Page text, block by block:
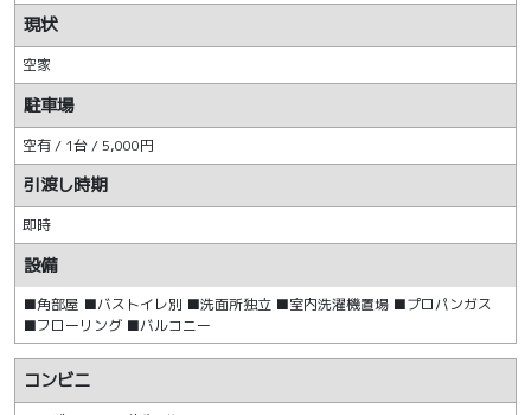
現状
空家
駐車場
空有 / 1台 / 5,000円
引渡し時期
即時
設備
■角部屋 ■バストイレ別 ■洗面所独立 ■室内洗濯機置場 ■プロパンガス
■フローリング ■バルコニー
コンビニ